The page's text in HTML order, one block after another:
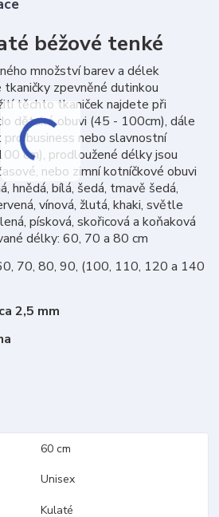
béžové tenké
množství barev a délek
tkaničky zpevněné dutinkou
těchto tkaniček najdete při
dětské obuvi (45 - 100cm), dále
business nebo slavnostní
cm), prodloužené délky jsou
nebo zimní kotníčkové obuvi
hnědá, bílá, šedá, tmavě šedá,
vínová, žlutá, khaki, světle
písková, skořicová a koňaková
délky: 60, 70 a 80 cm
70, 80, 90, (100, 110, 120 a 140
2,5 mm
60 cm
Unisex
Kulaté